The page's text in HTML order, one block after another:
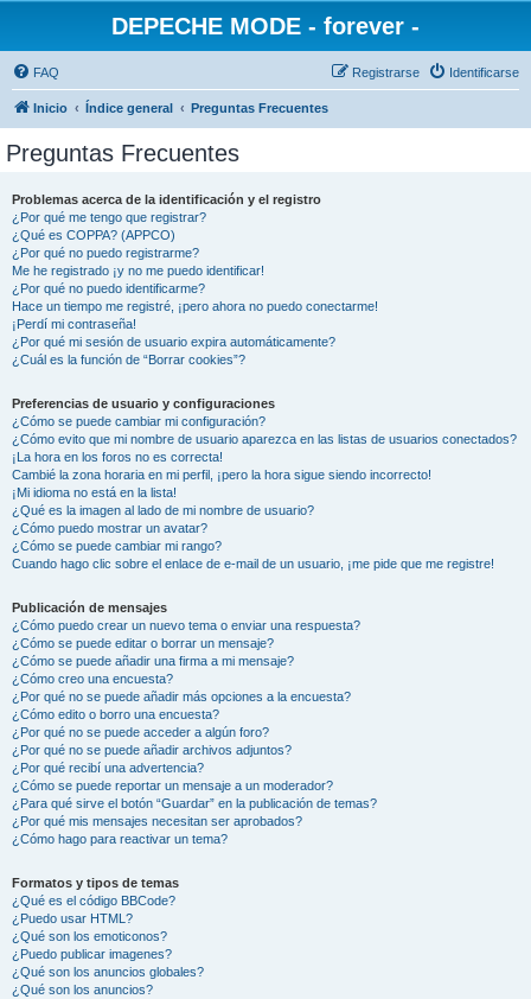
DEPECHE MODE - forever -
FAQ Identificarse
Registrarse
Inicio Índice general Preguntas Frecuentes
Preguntas Frecuentes
Problemas acerca de la identificación y el registro
¿Por qué me tengo que registrar?
¿Qué es COPPA? (APPCO)
¿Por qué no puedo registrarme?
Me he registrado ¡y no me puedo identificar!
¿Por qué no puedo identificarme?
Hace un tiempo me registré, ¡pero ahora no puedo conectarme!
¡Perdí mi contraseña!
¿Por qué mi sesión de usuario expira automáticamente?
¿Cuál es la función de “Borrar cookies”?
Preferencias de usuario y configuraciones
¿Cómo se puede cambiar mi configuración?
¿Cómo evito que mi nombre de usuario aparezca en las listas de usuarios conectados?
¡La hora en los foros no es correcta!
Cambié la zona horaria en mi perfil, ¡pero la hora sigue siendo incorrecto!
¡Mi idioma no está en la lista!
¿Qué es la imagen al lado de mi nombre de usuario?
¿Cómo puedo mostrar un avatar?
¿Cómo se puede cambiar mi rango?
Cuando hago clic sobre el enlace de e-mail de un usuario, ¡me pide que me registre!
Publicación de mensajes
¿Cómo puedo crear un nuevo tema o enviar una respuesta?
¿Cómo se puede editar o borrar un mensaje?
¿Cómo se puede añadir una firma a mi mensaje?
¿Cómo creo una encuesta?
¿Por qué no se puede añadir más opciones a la encuesta?
¿Cómo edito o borro una encuesta?
¿Por qué no se puede acceder a algún foro?
¿Por qué no se puede añadir archivos adjuntos?
¿Por qué recibí una advertencia?
¿Cómo se puede reportar un mensaje a un moderador?
¿Para qué sirve el botón “Guardar” en la publicación de temas?
¿Por qué mis mensajes necesitan ser aprobados?
¿Cómo hago para reactivar un tema?
Formatos y tipos de temas
¿Qué es el código BBCode?
¿Puedo usar HTML?
¿Qué son los emoticonos?
¿Puedo publicar imagenes?
¿Qué son los anuncios globales?
¿Qué son los anuncios?